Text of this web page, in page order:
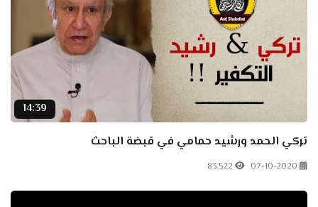
14:39
تركي الحمد ورشيد حمامي في قبضة الباحث
07-10-2020
83.522